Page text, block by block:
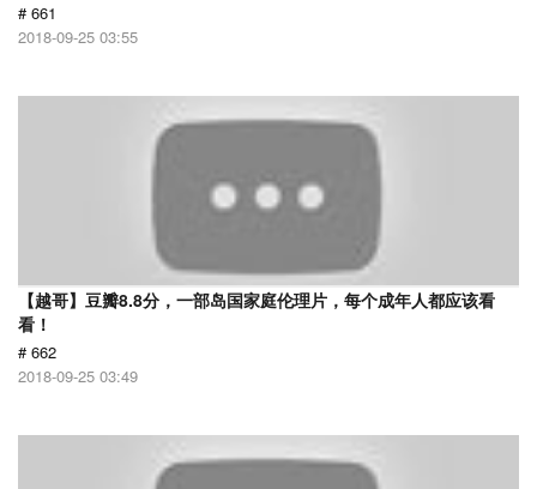
# 661
2018-09-25 03:55
【越哥】豆瓣8.8分，一部岛国家庭伦理片，每个成年人都应该看
看！
# 662
2018-09-25 03:49